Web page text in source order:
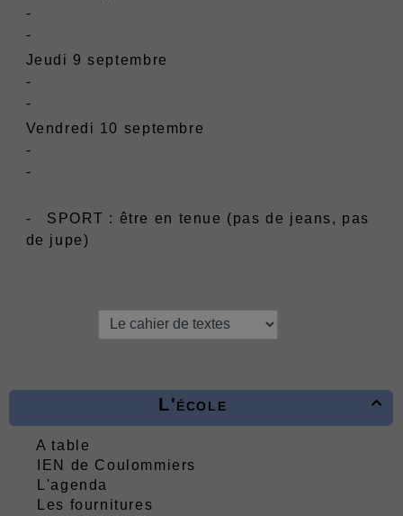

L'école
A table
IEN de Coulommiers
L'agenda
Les fournitures
-
-
Jeudi 9 septembre
-
-
Vendredi 10 septembre
-
- ​​​​​​​
- ​​​​​​ SPORT : être en tenue (pas de jeans, pas
de jupe)